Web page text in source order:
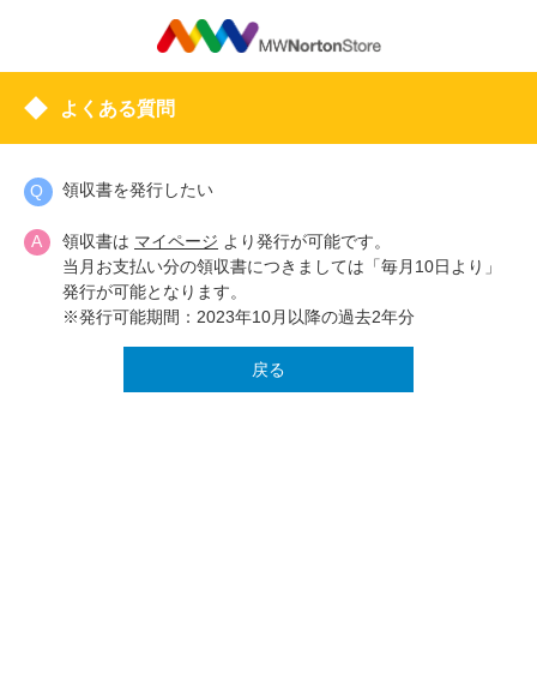
よくある質問
領収書を発行したい
領収書は マイページ より発行が可能です。
当月お支払い分の領収書につきましては「毎月10日より」
発行が可能となります。
※発行可能期間：2023年10月以降の過去2年分
戻る